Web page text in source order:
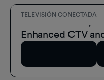
TELEVISIÓN CONECTADA
A Role for Every
Enhanced CTV